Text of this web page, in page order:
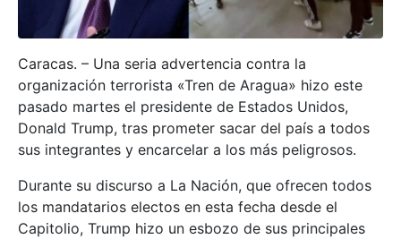
Caracas. – Una seria advertencia contra la
organización terrorista «Tren de Aragua» hizo este
pasado martes el presidente de Estados Unidos,
Donald Trump, tras prometer sacar del país a todos
sus integrantes y encarcelar a los más peligrosos.
Durante su discurso a La Nación, que ofrecen todos
los mandatarios electos en esta fecha desde el
Capitolio, Trump hizo un esbozo de sus principales